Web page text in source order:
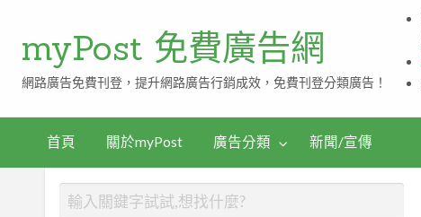
myPost 免費廣告網
網路廣告免費刊登，提升網路廣告行銷成效，免費刊登分類廣告！
首頁 關於myPost 廣告分類 新聞/宣傳